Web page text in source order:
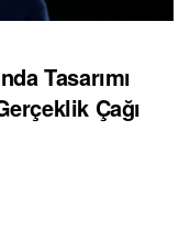
Tasarımı
Çağı